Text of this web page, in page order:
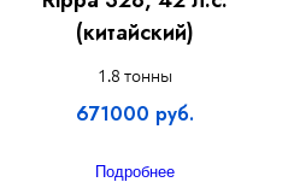
(китайский)
1.8 тонны
671000 руб.
Подробнее